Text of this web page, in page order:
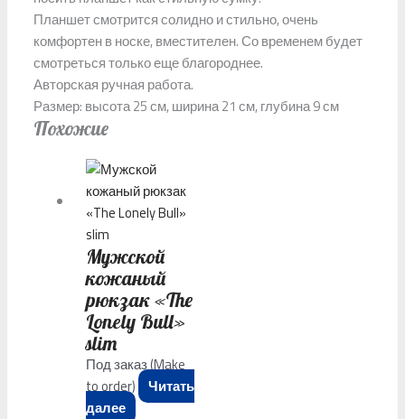
Планшет смотрится солидно и стильно, очень
комфортен в носке, вместителен. Со временем будет
смотреться только еще благороднее.
Авторская ручная работа.
Размер: высота 25 см, ширина 21 см, глубина 9 см
Похожие
Мужской
кожаный
рюкзак «The
Lonely Bull»
slim
Под заказ (Make
to order)
Читать
далее